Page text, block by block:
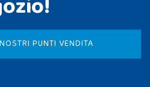
PUNTI VENDITA